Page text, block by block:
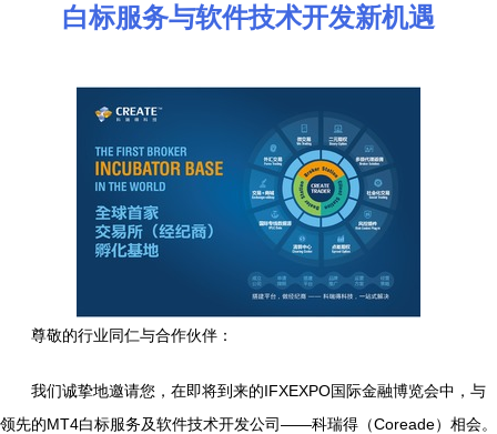
白标服务与软件技术开发新机遇
尊敬的行业同仁与合作伙伴：
我们诚挚地邀请您，在即将到来的IFXEXPO国际金融博览会中，与
领先的MT4白标服务及软件技术开发公司——科瑞得（Coreade）相会。